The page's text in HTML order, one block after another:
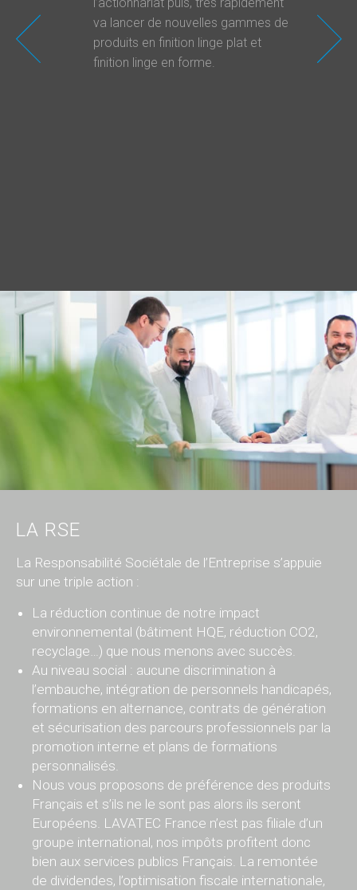
va lancer de nouvelles gammes de
produits en finition linge plat et
finition linge en forme.
LA RSE
La Responsabilité Sociétale de l’Entreprise s’appuie
sur une triple action :
La réduction continue de notre impact
environnemental (bâtiment HQE, réduction CO2,
recyclage…) que nous menons avec succès.
Au niveau social : aucune discrimination à
l’embauche, intégration de personnels handicapés,
formations en alternance, contrats de génération
et sécurisation des parcours professionnels par la
promotion interne et plans de formations
personnalisés.
Nous vous proposons de préférence des produits
Français et s’ils ne le sont pas alors ils seront
Européens. LAVATEC France n’est pas filiale d’un
groupe international, nos impôts profitent donc
bien aux services publics Français. La remontée
de dividendes, l’optimisation fiscale internationale,